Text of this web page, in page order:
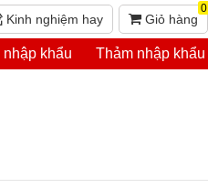
Kinh nghiệm hay Giỏ hàng
0
nhập khẩu Thảm nhập khẩu